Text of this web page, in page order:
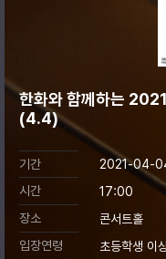
한화와 함께하는
(4.4)
기간
2021-04-
시간
17:00
장소
콘서트홀
입장연령
초등학생 이